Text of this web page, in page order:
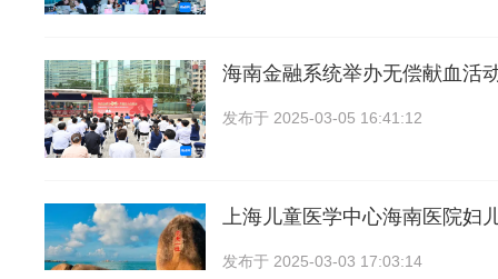
海南金融系统举办无偿献血活
发布于 2025-03-05 16:41:12
上海儿童医学中心海南医院妇
发布于 2025-03-03 17:03:14